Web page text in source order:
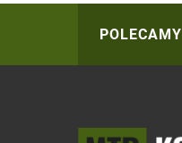
POLECAMY